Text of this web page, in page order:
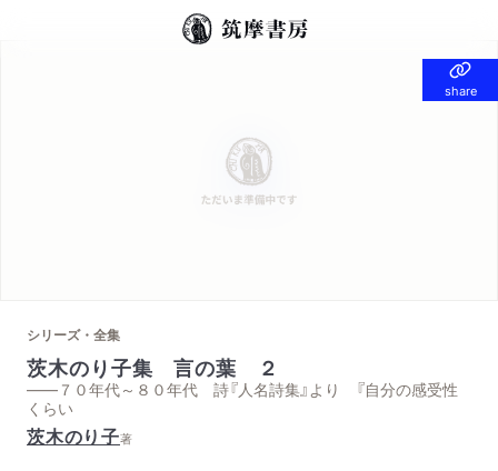
share
share
シリーズ・全集
茨木のり子集 言の葉 ２
——７０年代～８０年代 詩『人名詩集』より 『自分の感受性
くらい
茨木のり子著